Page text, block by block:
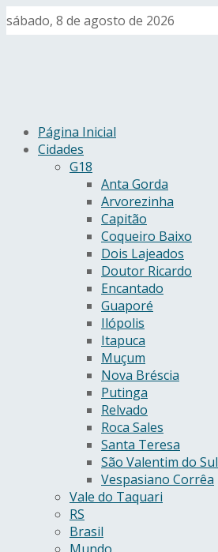
sábado, 8 de agosto de 2026
Página Inicial
Cidades
G18
Anta Gorda
Arvorezinha
Capitão
Coqueiro Baixo
Dois Lajeados
Doutor Ricardo
Encantado
Guaporé
Ilópolis
Itapuca
Muçum
Nova Bréscia
Putinga
Relvado
Roca Sales
Santa Teresa
São Valentim do Sul
Vespasiano Corrêa
Vale do Taquari
RS
Brasil